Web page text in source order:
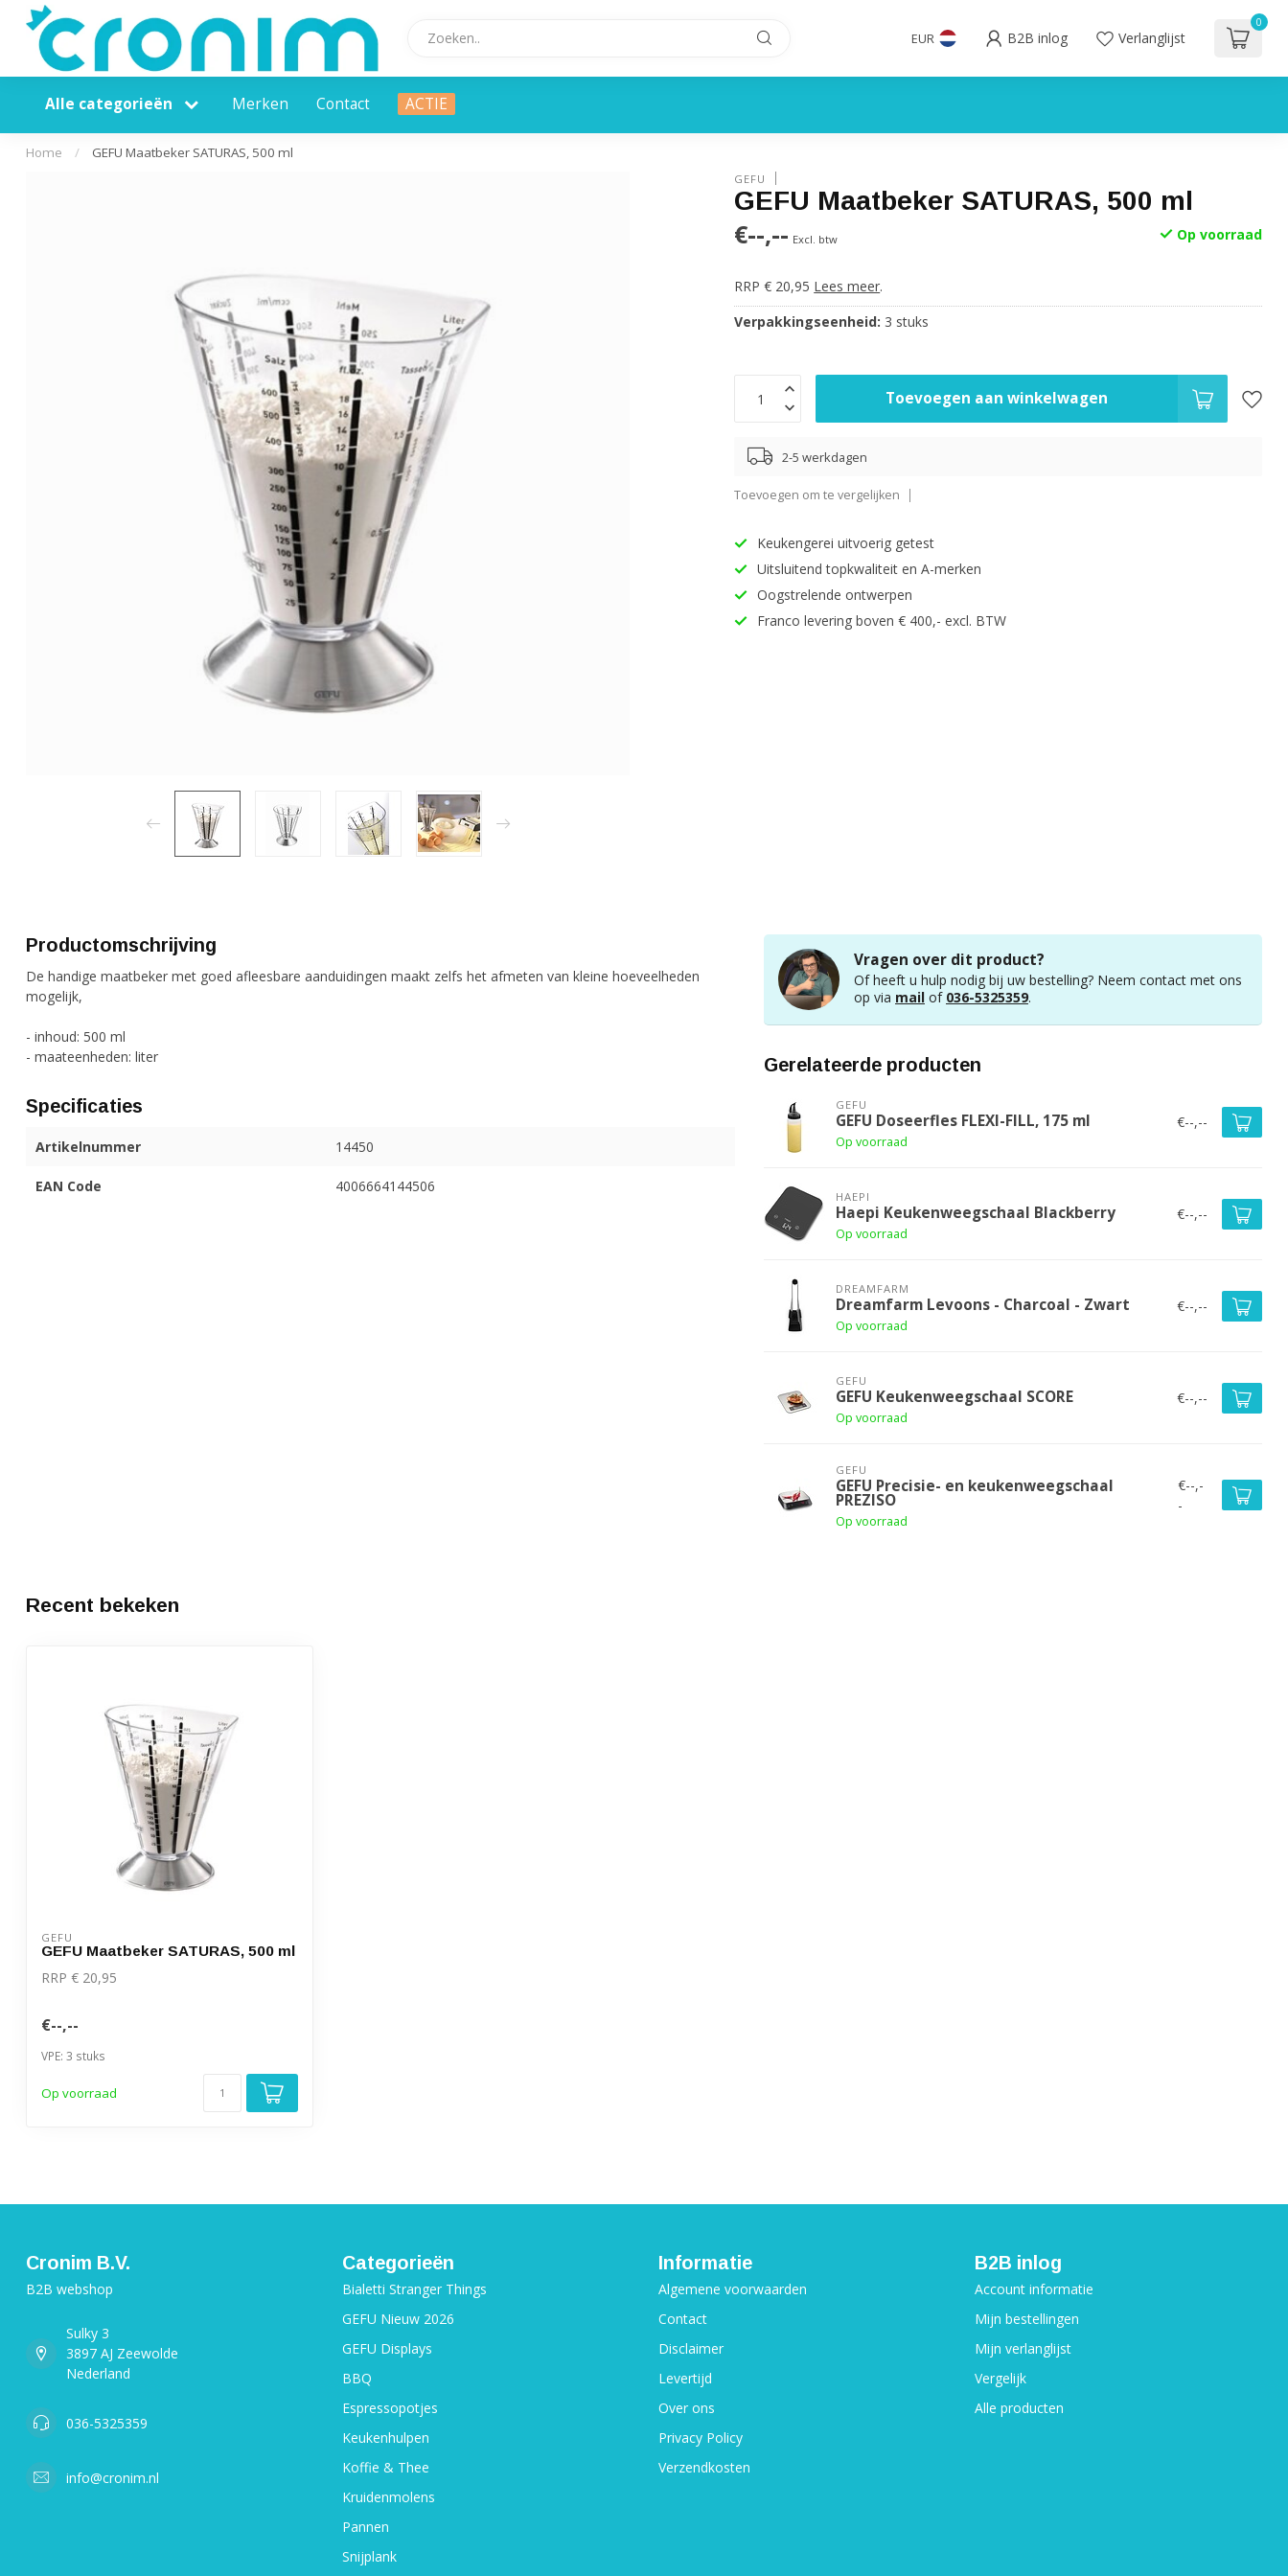
EUR B2B inlog Verlanglijst
0
Alle categorieën Merken Contact ACTIE
Home / GEFU Maatbeker SATURAS, 500 ml
GEFU
GEFU Maatbeker SATURAS, 500 ml
€--,-- Excl. btw Op voorraad
RRP € 20,95 Lees meer.
Verpakkingseenheid: 3 stuks
Toevoegen aan winkelwagen
2-5 werkdagen
Toevoegen om te vergelijken
Keukengerei uitvoerig getest
Uitsluitend topkwaliteit en A-merken
Oogstrelende ontwerpen
Franco levering boven € 400,- excl. BTW
Productomschrijving
De handige maatbeker met goed afleesbare aanduidingen maakt zelfs het afmeten van kleine hoeveelheden
mogelijk,
- inhoud: 500 ml
- maateenheden: liter
Specificaties
Artikelnummer 14450
EAN Code 4006664144506
Vragen over dit product?
Of heeft u hulp nodig bij uw bestelling? Neem contact met ons
op via mail of 036-5325359.
Gerelateerde producten
GEFU
GEFU Doseerfles FLEXI-FILL, 175 ml
Op voorraad
€--,--
HAEPI
Haepi Keukenweegschaal Blackberry
Op voorraad
€--,--
DREAMFARM
Dreamfarm Levoons - Charcoal - Zwart
Op voorraad
€--,--
GEFU
GEFU Keukenweegschaal SCORE
Op voorraad
€--,--
GEFU
GEFU Precisie- en keukenweegschaal
PREZISO
Op voorraad
€--,-
-
Recent bekeken
GEFU
GEFU Maatbeker SATURAS, 500 ml
RRP € 20,95
€--,--
VPE: 3 stuks
Op voorraad
Cronim B.V.
B2B webshop
Sulky 3
3897 AJ Zeewolde
Nederland
036-5325359
info@cronim.nl
Categorieën
Bialetti Stranger Things
GEFU Nieuw 2026
GEFU Displays
BBQ
Espressopotjes
Keukenhulpen
Koffie & Thee
Kruidenmolens
Pannen
Snijplank
Informatie
Algemene voorwaarden
Contact
Disclaimer
Levertijd
Over ons
Privacy Policy
Verzendkosten
B2B inlog
Account informatie
Mijn bestellingen
Mijn verlanglijst
Vergelijk
Alle producten